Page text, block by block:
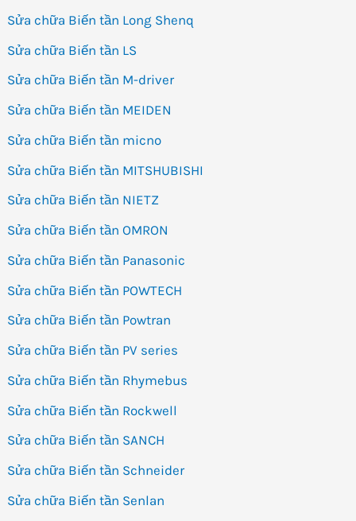
Sửa chữa Biến tần Long Shenq
Sửa chữa Biến tần LS
Sửa chữa Biến tần M-driver
Sửa chữa Biến tần MEIDEN
Sửa chữa Biến tần micno
Sửa chữa Biến tần MITSHUBISHI
Sửa chữa Biến tần NIETZ
Sửa chữa Biến tần OMRON
Sửa chữa Biến tần Panasonic
Sửa chữa Biến tần POWTECH
Sửa chữa Biến tần Powtran
Sửa chữa Biến tần PV series
Sửa chữa Biến tần Rhymebus
Sửa chữa Biến tần Rockwell
Sửa chữa Biến tần SANCH
Sửa chữa Biến tần Schneider
Sửa chữa Biến tần Senlan